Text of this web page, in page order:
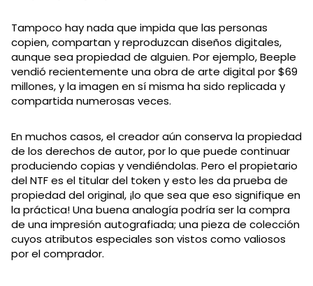
Tampoco hay nada que impida que las personas
copien, compartan y reproduzcan diseños digitales,
aunque sea propiedad de alguien. Por ejemplo, Beeple
vendió recientemente una obra de arte digital por $69
millones, y la imagen en sí misma ha sido replicada y
compartida numerosas veces.
En muchos casos, el creador aún conserva la propiedad
de los derechos de autor, por lo que puede continuar
produciendo copias y vendiéndolas. Pero el propietario
del NTF es el titular del token y esto les da prueba de
propiedad del original, ¡lo que sea que eso signifique en
la práctica! Una buena analogía podría ser la compra
de una impresión autografiada; una pieza de colección
cuyos atributos especiales son vistos como valiosos
por el comprador.